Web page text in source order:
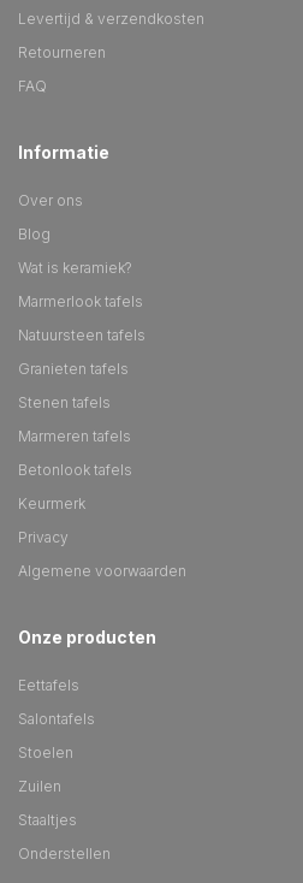
Levertijd & verzendkosten
Retourneren
FAQ
Informatie
Over ons
Blog
Wat is keramiek?
Marmerlook tafels
Natuursteen tafels
Granieten tafels
Stenen tafels
Marmeren tafels
Betonlook tafels
Keurmerk
Privacy
Algemene voorwaarden
Onze producten
Eettafels
Salontafels
Stoelen
Zuilen
Staaltjes
Onderstellen